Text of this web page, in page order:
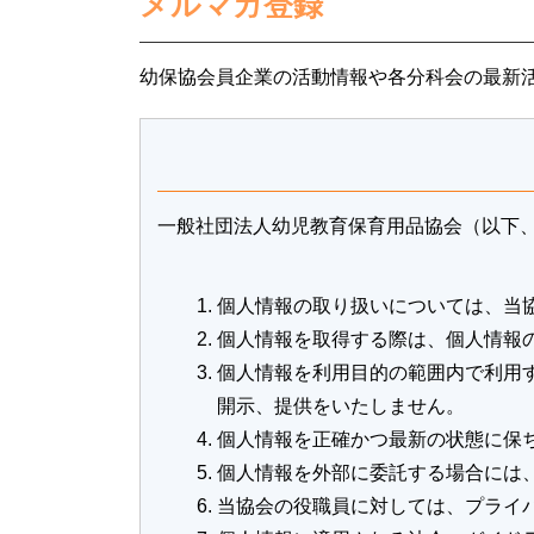
幼保協会員企業の活動情報や各分科会の最新
一般社団法人幼児教育保育用品協会（以下
個人情報の取り扱いについては、当
個人情報を取得する際は、個人情報
個人情報を利用目的の範囲内で利用
開示、提供をいたしません。
個人情報を正確かつ最新の状態に保
個人情報を外部に委託する場合には
当協会の役職員に対しては、プライ